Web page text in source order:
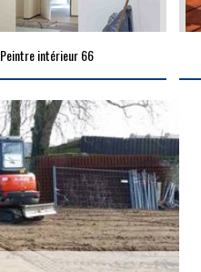
Peintre intérieur 66